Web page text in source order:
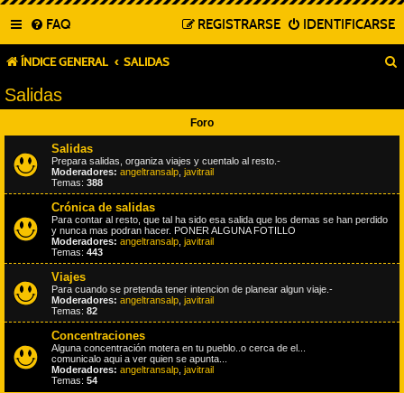
FAQ IDENTIFICARSE
REGISTRARSE
ÍNDICE GENERAL SALIDAS
Salidas
Foro
Salidas
Prepara salidas, organiza viajes y cuentalo al resto.-
Moderadores: angeltransalp javitrail
Temas: 388
Crónica de salidas
Para contar al resto, que tal ha sido esa salida que los demas se han perdido
y nunca mas podran hacer. PONER ALGUNA FOTILLO
Moderadores: angeltransalp javitrail
Temas: 443
Viajes
Para cuando se pretenda tener intencion de planear algun viaje.-
Moderadores: angeltransalp javitrail
Temas: 82
Concentraciones
Alguna concentración motera en tu pueblo..o cerca de el...
comunicalo aqui a ver quien se apunta...
Moderadores: angeltransalp javitrail
Temas: 54